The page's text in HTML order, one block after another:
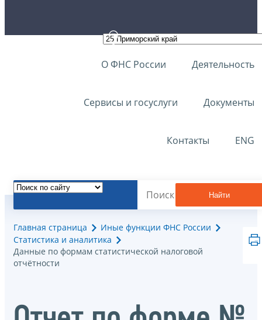
О ФНС России Деятельность
Сервисы и госуслуги Документы
Контакты ENG
Найти
Главная страница
Иные функции ФНС России
Статистика и аналитика
Данные по формам статистической налоговой
отчётности